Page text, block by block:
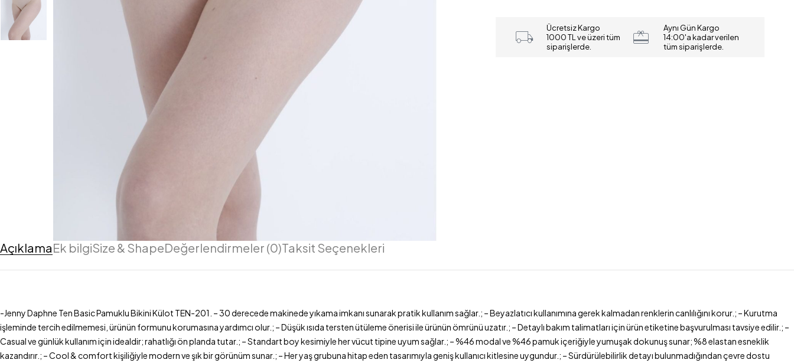
Ücretsiz Kargo
1000 TL ve üzeri tüm
siparişlerde.
Aynı Gün Kargo
14:00'a kadar verilen
tüm siparişlerde.
AçıklamaEk bilgiSize & ShapeDeğerlendirmeler (0)Taksit Seçenekleri
-Jenny Daphne Ten Basic Pamuklu Bikini Külot TEN-201. – 30 derecede makinede yıkama imkanı sunarak pratik kullanım sağlar.; – Beyazlatıcı kullanımına gerek kalmadan renklerin canlılığını korur.; – Kurutma
işleminde tercih edilmemesi, ürünün formunu korumasına yardımcı olur.; – Düşük ısıda tersten ütüleme önerisi ile ürünün ömrünü uzatır.; – Detaylı bakım talimatları için ürün etiketine başvurulması tavsiye edilir.; –
Casual ve günlük kullanım için idealdir; rahatlığı ön planda tutar.; – Standart boy kesimiyle her vücut tipine uyum sağlar.; – %46 modal ve %46 pamuk içeriğiyle yumuşak dokunuş sunar; %8 elastan esneklik
kazandırır.; – Cool & comfort kişiliğiyle modern ve şık bir görünüm sunar.; – Her yaş grubuna hitap eden tasarımıyla geniş kullanıcı kitlesine uygundur.; – Sürdürülebilirlik detayı bulunmadığından çevre dostu